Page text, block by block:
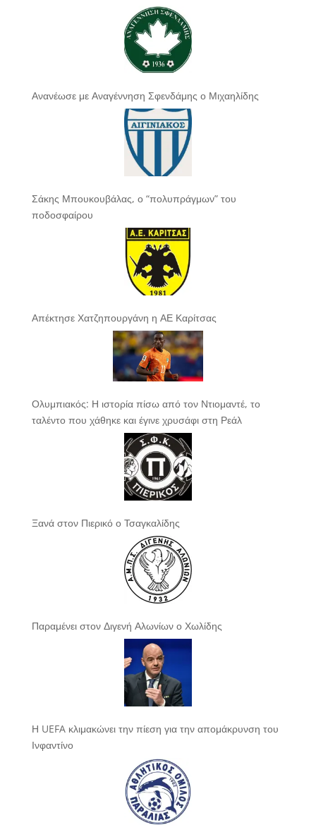
Ανανέωσε με Αναγέννηση Σφενδάμης ο Μιχαηλίδης
Σάκης Μπουκουβάλας, ο “πολυπράγμων” του
ποδοσφαίρου
Απέκτησε Χατζηπουργάνη η ΑΕ Καρίτσας
Ολυμπιακός: Η ιστορία πίσω από τον Ντιομαντέ, το
ταλέντο που χάθηκε και έγινε χρυσάφι στη Ρεάλ
Ξανά στον Πιερικό ο Τσαγκαλίδης
Παραμένει στον Διγενή Αλωνίων ο Χωλίδης
Η UEFA κλιμακώνει την πίεση για την απομάκρυνση του
Ινφαντίνο